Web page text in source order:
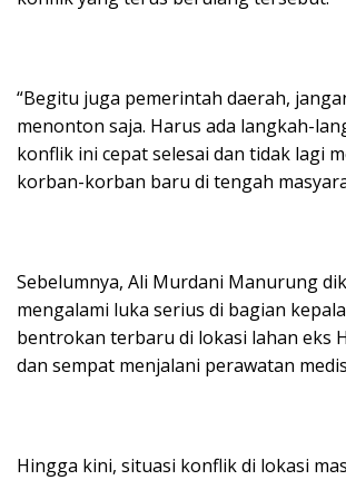
“Begitu juga pemerintah daerah,
menonton saja. Harus ada langkah-
konflik ini cepat selesai dan tidak lagi
korban-korban baru di tengah
Sebelumnya, Ali Murdani Manurung
mengalami luka serius di bagian
bentrokan terbaru di lokasi lahan eks
dan sempat menjalani perawatan
Hingga kini, situasi konflik di lokasi